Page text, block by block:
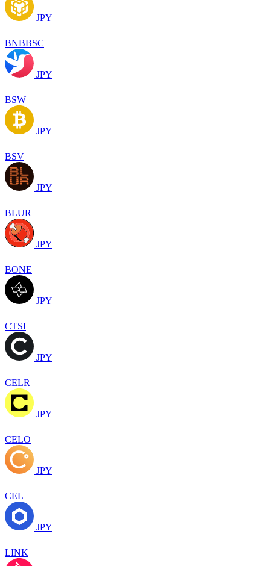
JPY
BNBBSC
JPY
BSW
JPY
BSV
JPY
BLUR
JPY
BONE
JPY
CTSI
JPY
CELR
JPY
CELO
JPY
CEL
JPY
LINK